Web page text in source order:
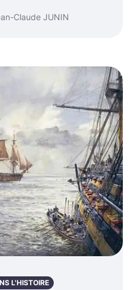
Claude JUNIN
L'HISTOIRE